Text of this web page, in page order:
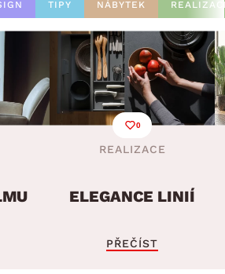
TIPY NÁBYTEK
0
REALIZACE
ELEGANCE LINIÍ
PŘEČÍST